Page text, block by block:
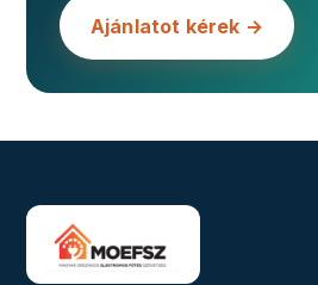
Ajánlatot kérek →